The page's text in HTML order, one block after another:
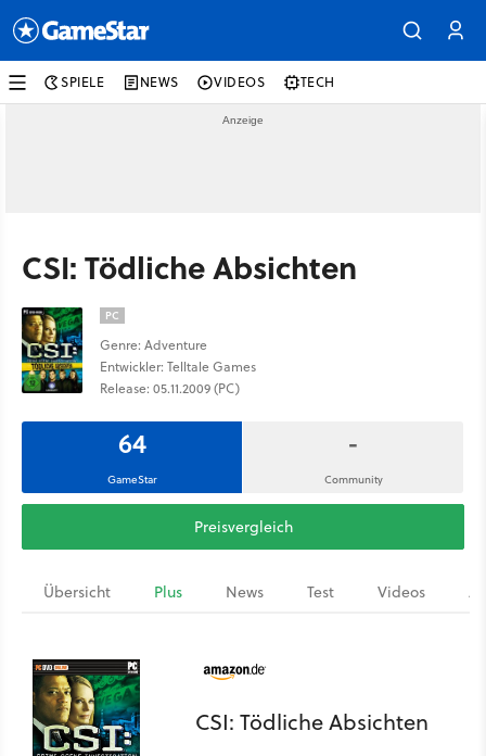
SPIELE NEWS VIDEOS TECH
CSI: Tödliche Absichten
PC
Genre: Adventure
Entwickler: Telltale Games
Release: 05.11.2009 (PC)
64
GameStar
-
Community
Preisvergleich
Übersicht Plus News Test Videos
CSI: Tödliche Absichten